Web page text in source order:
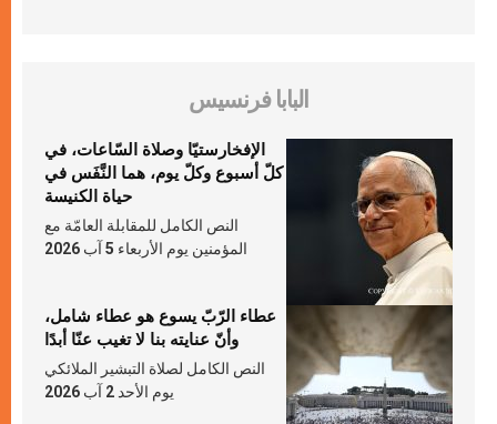
البابا فرنسيس
الإفخارستيّا وصلاة السّاعات، في
كلّ أسبوع وكلّ يوم، هما النَّفَس في
حياة الكنيسة
النص الكامل للمقابلة العامّة مع
المؤمنين يوم الأربعاء 5 آب 2026
عطاء الرّبّ يسوع هو عطاء شامل،
وأنّ عنايته بنا لا تغيب عنّا أبدًا
النص الكامل لصلاة التبشير الملائكي
يوم الأحد 2 آب 2026